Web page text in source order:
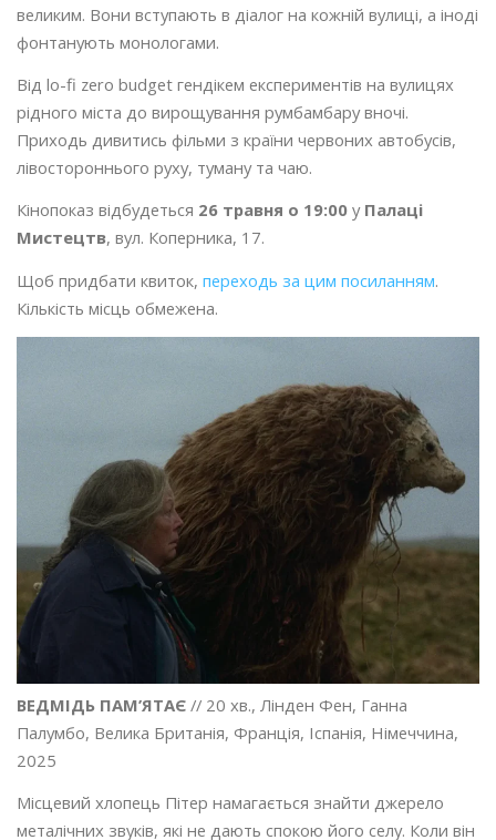
великим. Вони вступають в діалог на кожній вулиці, а іноді
фонтанують монологами.
Від lo-fi zero budget гендікем експериментів на вулицях
рідного міста до вирощування румбамбару вночі.
Приходь дивитись фільми з країни червоних автобусів,
лівостороннього руху, туману та чаю.
Кінопоказ відбудеться 26 травня о 19:00 у Палаці
Мистецтв, вул. Коперника, 17.
Щоб придбати квиток, переходь за цим посиланням.
Кількість місць обмежена.
ВЕДМІДЬ ПАМ’ЯТАЄ // 20 хв., Лінден Фен, Ганна
Палумбо, Велика Британія, Франція, Іспанія, Німеччина,
2025
Місцевий хлопець Пітер намагається знайти джерело
металічних звуків, які не дають спокою його селу. Коли він